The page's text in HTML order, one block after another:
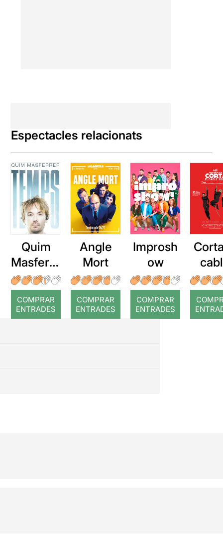
Espectacles relacionats
Quim
Masferre
r: Temps
COMPRAR
ENTRADES
Angle
Mort
COMPRAR
ENTRADES
Improsh
ow
COMPRAR
ENTRADES